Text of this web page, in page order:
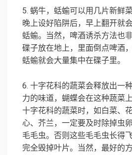
5. 蜗牛，蛞蝓可以用几片新鲜
晚上设好陷阱后，早上翻开就
蛞蝓。当然，啤酒诱杀方法也
碟子放在地上，里面倒点啤酒
蛞蝓就会大量集中在碟子里。
6. 十字花科的蔬菜会释放出一
力的味道，蝴蝶会在这种蔬菜
十字花科的蔬菜时，如白菜、
心、芥兰，一定要及时除掉虫
毛毛虫。否则这些毛毛虫长得
完全毁掉叶片。当然，最好的